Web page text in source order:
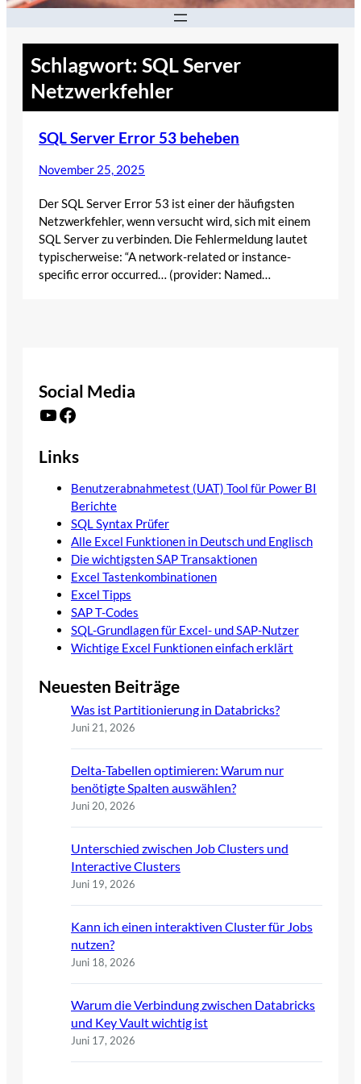
Schlagwort: SQL Server
Netzwerkfehler
SQL Server Error 53 beheben
November 25, 2025
Der SQL Server Error 53 ist einer der häufigsten
Netzwerkfehler, wenn versucht wird, sich mit einem
SQL Server zu verbinden. Die Fehlermeldung lautet
typischerweise: “A network-related or instance-
specific error occurred… (provider: Named…
Social Media
YouTube Facebook
Links
Benutzerabnahmetest (UAT) Tool für Power BI
Berichte
SQL Syntax Prüfer
Alle Excel Funktionen in Deutsch und Englisch
Die wichtigsten SAP Transaktionen
Excel Tastenkombinationen
Excel Tipps
SAP T-Codes
SQL-Grundlagen für Excel- und SAP-Nutzer
Wichtige Excel Funktionen einfach erklärt
Neuesten Beiträge
Was ist Partitionierung in Databricks?
Juni 21, 2026
Delta-Tabellen optimieren: Warum nur
benötigte Spalten auswählen?
Juni 20, 2026
Unterschied zwischen Job Clusters und
Interactive Clusters
Juni 19, 2026
Kann ich einen interaktiven Cluster für Jobs
nutzen?
Juni 18, 2026
Warum die Verbindung zwischen Databricks
und Key Vault wichtig ist
Juni 17, 2026